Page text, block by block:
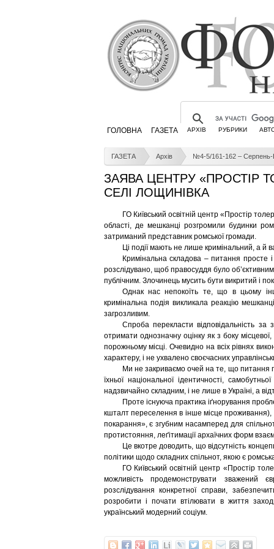
ГОЛОВНА ГАЗЕТА АРХІВ РУБРИКИ
ГАЗЕТА Архів №4-5/161-162 – Серпень-
ЗАЯВА ЦЕНТРУ «ПРОСТІР
СЕЛІ ЛОЩИНІВКА
ГО Київський освітній центр «Простір
області, де мешканці розгромили будинки
затриманий представник ромської громади.
Ці події мають не лише кримінальний, а й
Кримінальна складова – питання
розслідувано, щоб правосуддя було
публічним. Злочинець мусить бути викритий і
Однак нас непокоїть те, що в цьому
кримінальна подія викликала реакцію
загрозливим.
Спроба перекласти відповідальність
отримати однозначну оцінку як з боку
порожньому місці. Очевидно на всіх рівнях
характеру, і не ухвалено своєчасних
Ми не закриваємо очей на те, що питання
їхньої національної ідентичності,
надзвичайно складним, і не лише в Україні, а
Проте існуюча практика іґнорування
кшталт переселення в інше місце проживання),
покарання», є згубним насамперед для
протистояння, леґітимації архаїчних форм
Це вкотре доводить, що відсутність
політики щодо складних спільнот, якою є
ГО Київський освітній центр «Простір
можливість продемонструвати зважений
розслідування конкретної справи,
розробити і почати втілювати в життя
український модерний соціум.